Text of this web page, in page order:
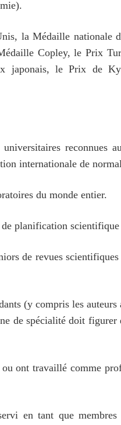
la Médaille nationale
Copley, le Prix
japonais, le Prix de
reconnues
internationale de
du monde entier.
planification
de revues
(y compris les
de spécialité doit
ont travaillé comme
en tant que membres